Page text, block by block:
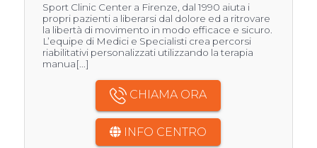
Sport Clinic Center a Firenze, dal 1990 aiuta i
propri pazienti a liberarsi dal dolore ed a ritrovare
la libertà di movimento in modo efficace e sicuro.
L’equipe di Medici e Specialisti crea percorsi
riabilitativi personalizzati utilizzando la terapia
manua[...]
CHIAMA ORA
INFO CENTRO